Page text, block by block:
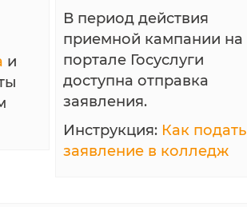
и
В период действия
приемной кампании на
портале Госуслуги
доступна отправка
заявления.
Инструкция: Как подать
заявление в колледж